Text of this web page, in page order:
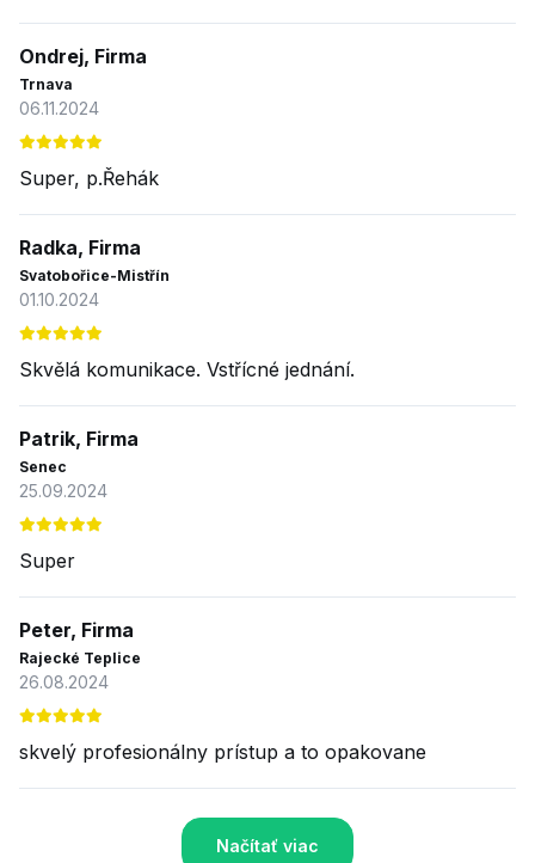
Ondrej, Firma
Trnava
06.11.2024
Super, p.Řehák
Radka, Firma
Svatobořice-Mistřín
01.10.2024
Skvělá komunikace. Vstřícné jednání.
Patrik, Firma
Senec
25.09.2024
Super
Peter, Firma
Rajecké Teplice
26.08.2024
skvelý profesionálny prístup a to opakovane
Načítať viac